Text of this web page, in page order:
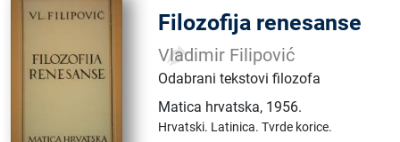
Filozofija renesanse
Vladimir Filipović
Odabrani tekstovi filozofa
Matica hrvatska, 1956.
Hrvatski. Latinica.Tvrde korice.